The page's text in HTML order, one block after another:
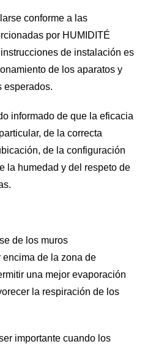
conforme a las
por HUMIDITÉ
de instalación es
de los aparatos y
esperados.
informado de que la eficacia
de la correcta
de la configuración
la humedad y del respeto de
de los muros
de la zona de
una mejor evaporación
la respiración de los
importante cuando los